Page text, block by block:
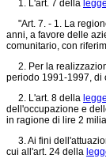
1. L'art. 7 della
"Art. 7. - 1. La
anni, a favore delle
comunitario, con
2. Per la
periodo 1991-1997, di
2. L'art. 8 della
dell'occupazione e
in ragione di lire 2
3. Ai fini
cui all'art. 24 della